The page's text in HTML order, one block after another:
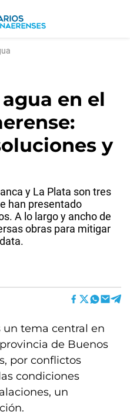
en el
y
y La Plata son tres
han presentado
A lo largo y ancho de
obras para mitigar
un tema central en
de Buenos
por conflictos
condiciones
un